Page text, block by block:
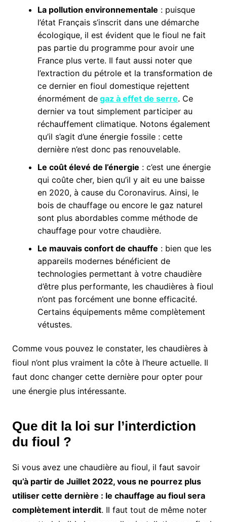
La pollution environnementale : puisque
l’état Français s’inscrit dans une démarche
écologique, il est évident que le fioul ne fait
pas partie du programme pour avoir une
France plus verte. Il faut aussi noter que
l’extraction du pétrole et la transformation de
ce dernier en fioul domestique rejettent
énormément de gaz à effet de serre. Ce
dernier va tout simplement participer au
réchauffement climatique. Notons également
qu’il s’agit d’une énergie fossile : cette
dernière n’est donc pas renouvelable.
Le coût élevé de l’énergie : c’est une énergie
qui coûte cher, bien qu’il y ait eu une baisse
en 2020, à cause du Coronavirus. Ainsi, le
bois de chauffage ou encore le gaz naturel
sont plus abordables comme méthode de
chauffage pour votre chaudière.
Le mauvais confort de chauffe : bien que les
appareils modernes bénéficient de
technologies permettant à votre chaudière
d’être plus performante, les chaudières à fioul
n’ont pas forcément une bonne efficacité.
Certains équipements même complètement
vétustes.
Comme vous pouvez le constater, les chaudières à
fioul n’ont plus vraiment la côte à l’heure actuelle. Il
faut donc changer cette dernière pour opter pour
une énergie plus intéressante.
Que dit la loi sur l’interdiction
du fioul ?
Si vous avez une chaudière au fioul, il faut savoir
qu’à partir de Juillet 2022, vous ne pourrez plus
utiliser cette dernière : le chauffage au fioul sera
complètement interdit. Il faut tout de même noter